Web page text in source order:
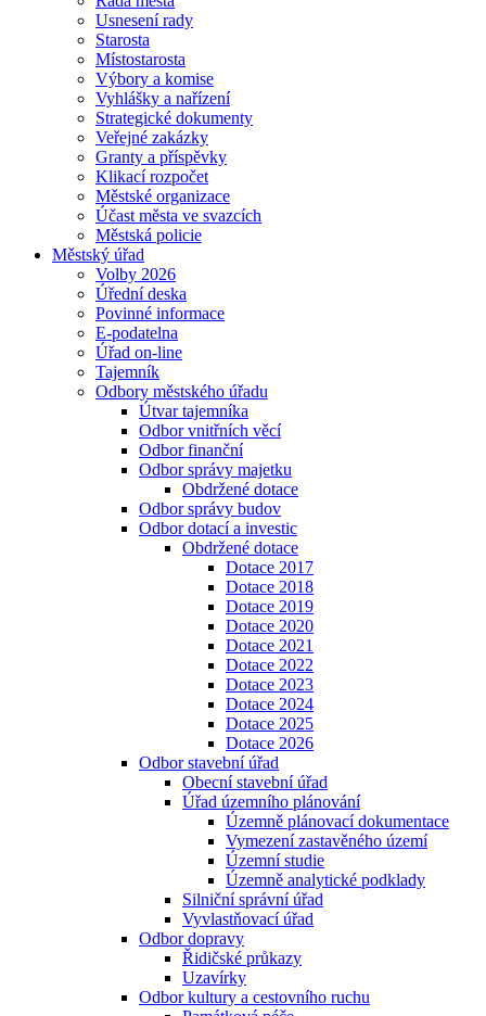
Usnesení rady
Starosta
Místostarosta
Výbory a komise
Vyhlášky a nařízení
Strategické dokumenty
Veřejné zakázky
Granty a příspěvky
Klikací rozpočet
Městské organizace
Účast města ve svazcích
Městská policie
Městský úřad
Volby 2026
Úřední deska
Povinné informace
E-podatelna
Úřad on-line
Tajemník
Odbory městského úřadu
Útvar tajemníka
Odbor vnitřních věcí
Odbor finanční
Odbor správy majetku
Obdržené dotace
Odbor správy budov
Odbor dotací a investic
Obdržené dotace
Dotace 2017
Dotace 2018
Dotace 2019
Dotace 2020
Dotace 2021
Dotace 2022
Dotace 2023
Dotace 2024
Dotace 2025
Dotace 2026
Odbor stavební úřad
Obecní stavební úřad
Úřad územního plánování
Územně plánovací dokumentace
Vymezení zastavěného území
Územní studie
Územně analytické podklady
Silniční správní úřad
Vyvlastňovací úřad
Odbor dopravy
Řidičské průkazy
Uzavírky
Odbor kultury a cestovního ruchu